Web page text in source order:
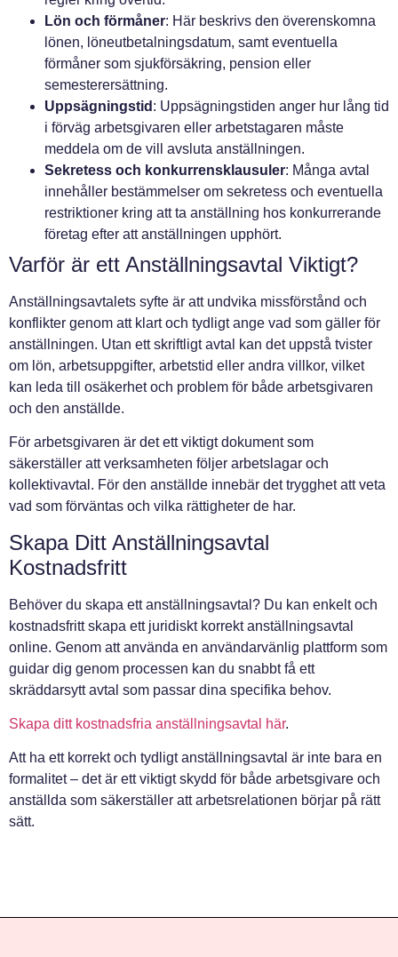
Lön och förmåner: Här beskrivs den överenskomna
lönen, löneutbetalningsdatum, samt eventuella
förmåner som sjukförsäkring, pension eller
semesterersättning.
Uppsägningstid : Uppsägningstiden anger hur lång tid
i förväg arbetsgivaren eller arbetstagaren måste
meddela om de vill avsluta anställningen.
Sekretess och konkurrensklausuler: Många avtal
innehåller bestämmelser om sekretess och eventuella
restriktioner kring att ta anställning hos konkurrerande
företag efter att anställningen upphört.
Varför är ett Anställningsavtal Viktigt?
Anställningsavtalets syfte är att undvika missförstånd och
konflikter genom att klart och tydligt ange vad som gäller för
anställningen. Utan ett skriftligt avtal kan det uppstå tvister
om lön, arbetsuppgifter, arbetstid eller andra villkor, vilket
kan leda till osäkerhet och problem för både arbetsgivaren
och den anställde.
För arbetsgivaren är det ett viktigt dokument som
säkerställer att verksamheten följer arbetslagar och
kollektivavtal. För den anställde innebär det trygghet att veta
vad som förväntas och vilka rättigheter de har.
Skapa Ditt Anställningsavtal
Kostnadsfritt
Behöver du skapa ett anställningsavtal? Du kan enkelt och
kostnadsfritt skapa ett juridiskt korrekt anställningsavtal
online. Genom att använda en användarvänlig plattform som
guidar dig genom processen kan du snabbt få ett
skräddarsytt avtal som passar dina specifika behov.
Skapa ditt kostnadsfria anställningsavtal här.
Att ha ett korrekt och tydligt anställningsavtal är inte bara en
formalitet – det är ett viktigt skydd för både arbetsgivare och
anställda som säkerställer att arbetsrelationen börjar på rätt
sätt.